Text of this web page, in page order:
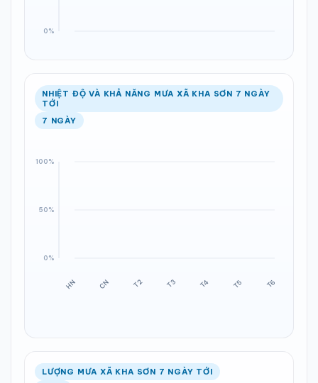
NHIỆT ĐỘ VÀ KHẢ NĂNG MƯA XÃ KHA SƠN 7 NGÀY
TỚI
7 NGÀY
LƯỢNG MƯA XÃ KHA SƠN 7 NGÀY TỚI